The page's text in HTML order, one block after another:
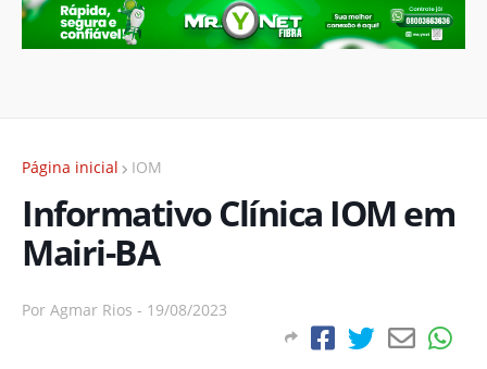
Página inicial IOM
Informativo Clínica IOM em
Mairi-BA
Por Agmar Rios - 19/08/2023